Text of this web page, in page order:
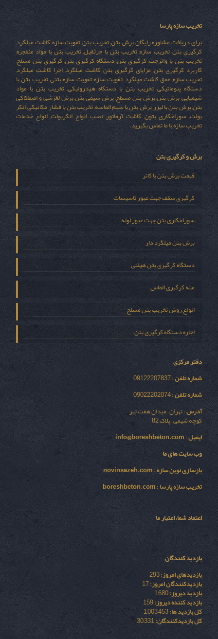
تخریب سازه پارسا
برای دریافت مشاوره رایگان برش بتن, تخریب بتن, تقویت سازه, کاشت میلگرد,
کرگیری بتن, تخریب سازه, تخریب بتن با جرثقیل, تخریب بتن با مواد منفجره,
تخریب بتن با واترجت, کرگیری بتن, دستگاه کرگیری بتن, کرگیری بتن مسلح,
کاربرد کرگیری بتن, مزایای کرگیری بتن, کاشت میلگرد, اجرا کاشت میلگرد,
تخریب سازه, عمق کاشت میلگرد, تقویت سازه, تقویت سازه بتنی, تخریب بتن با
دستگاه پنوماتیکی, تخریب بتن با دستگاه هیدرولیکی, تخریب بتن با مواد
شیمیایی, برش بتن, برش بتن مسطح, برش سیمی بتن, برش لغزشی و اصطکاکی
بتن, برش بتن با لیزر, برش بتن با سیم الماسه, تخریب بتن با فشار مکانیکی, انکر
بولت, سوراخکاری بتون, کاشت آرماتور, نصب انواع انکربولت, انواع خدمات
تخریب سازه با ما تماس بگیرید.
برش و کرگیری بتن
قیمت برش بتن با کاتر
کرگیری سقف جهت عبور تاسیسات
سوراخکاری بتن جهت عبور لوله
برش بتن میلگرد دار
دستگاه کرگیری بتن هیلتی
مته کرگیری الماس
انواع روش تخریب بتن مسلح
اجاره دستگاه کرگیری بتن
دفتر مرکزی
شماره تلفن: 09122207837
شماره تلفن: 09022202074
آدرس: تهران – میدان هفت تیر
کوچه شیمی – پلاک 82
ایمیل:
info@boreshbeton.com
وب سایت های ما
بازسازی نوين سازه:
novinsazeh.com
تخریب سازه پارسا:
boreshbeton.com
اعتماد شما، اعتبار ما
بازدید کنندگان
بازدیدهای امروز:293
بازدیدکنندگان امروز:17
بازدید دیروز:1,680
بازدید کننده دیروز:159
کل بازدید ها:1,003,453
کل بازدیدکنند‌گان:30,331